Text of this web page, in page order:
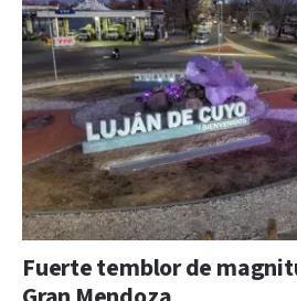
Fuerte temblor de